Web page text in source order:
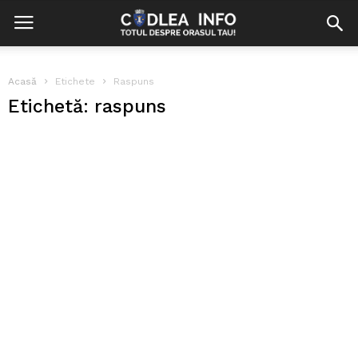
Acasă Etichete Raspuns
Etichetă: raspuns